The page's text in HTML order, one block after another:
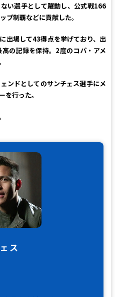
い選手として躍動し、公式戦166
プ制覇などに貢献した。
出場して43得点を挙げており、出
の記録を保持。2度のコパ・アメ
ンドとしてのサンチェス選手にメ
を行った。
ス